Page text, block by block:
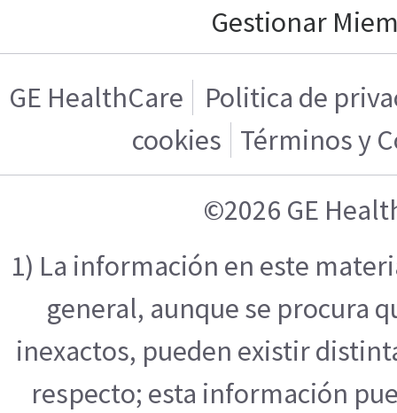
Gestionar
GE HealthCare
Politica de
cookies Términos y
©2026 GE
1) La información en este
general, aunque se procura
inexactos, pueden existir
respecto; esta información